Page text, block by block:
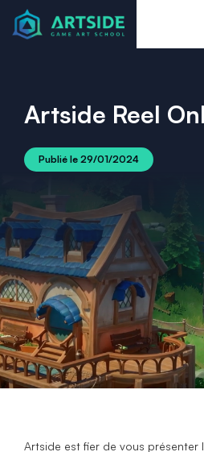
Artside Reel
Publié le 29/01/2024
Artside est fier de vous présenter